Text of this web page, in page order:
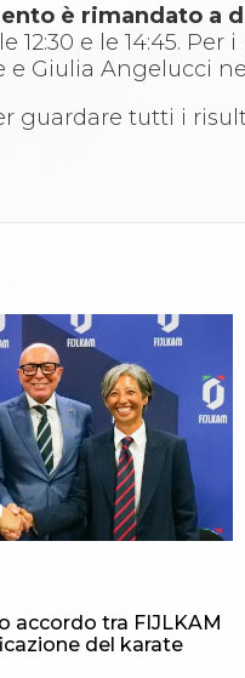
News
Gare e Risultati
Attività Didattica
Albi Federali
Arti marziali
Pankration
S'istrumpa
News
Attività
Personale MGA
La disciplina
News
Merchandising
Mappa del sito
News
Cookies Accept
è rimandato a
le 12:30 e le 14:45.
Giulia Angelucci
guardare tutti i
accordo tra FIJLKAM
del karate